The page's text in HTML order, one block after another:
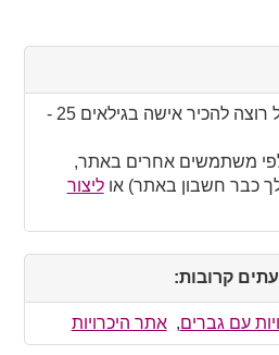
מעיר רעננה, ישראל רוצה להכיר אישה בגילאים 25 -
משתמשים אחרים באתר,
כבר חשבון באתר) אוליצור
קרובות:
to
collapse
contents
עם גברים,אתר היכרויות